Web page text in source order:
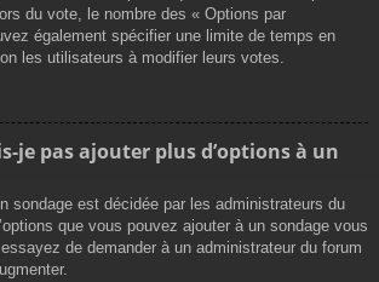
du vote, le nombre des « Options par
également spécifier une limite de temps en
les utilisateurs à modifier leurs votes.
je pas ajouter plus d’options à un
sondage est décidée par les administrateurs du
que vous pouvez ajouter à un sondage vous
de demander à un administrateur du forum